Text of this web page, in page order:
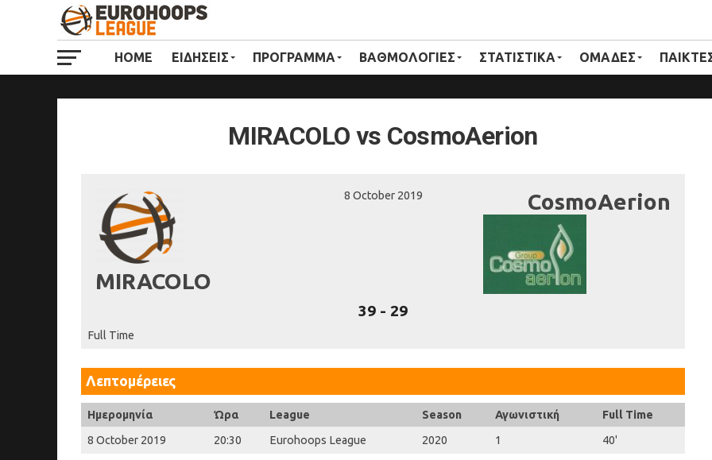
HOME ΕΙΔΗΣΕΙΣ ΠΡΟΓΡΑΜΜΑ ΒΑΘΜΟΛΟΓΙΕΣ ΣΤΑΤΙΣΤΙΚΑ ΟΜΑΔΕΣ
MIRACOLO vs CosmoAerion
MIRACOLO
CosmoAerion
8 October 2019
39 - 29
Full Time
Λεπτομέρειες
Ημερομηνία Ώρα League Season Αγωνιστική
Full Time
8 October 2019
20:30 Eurohoops League 2020 1 40'